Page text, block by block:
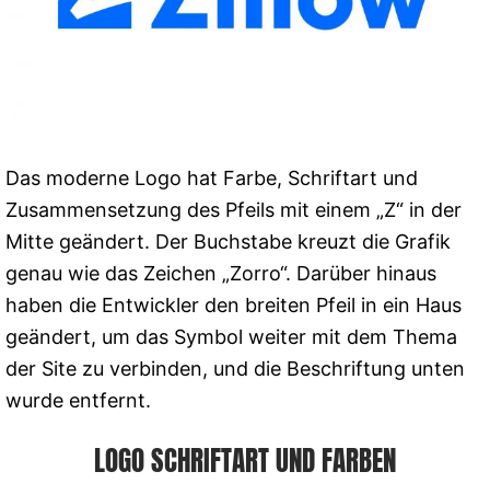
Das moderne Logo hat Farbe, Schriftart und
Zusammensetzung des Pfeils mit einem „Z“ in der
Mitte geändert. Der Buchstabe kreuzt die Grafik
genau wie das Zeichen „Zorro“. Darüber hinaus
haben die Entwickler den breiten Pfeil in ein Haus
geändert, um das Symbol weiter mit dem Thema
der Site zu verbinden, und die Beschriftung unten
wurde entfernt.
LOGO SCHRIFTART UND FARBEN